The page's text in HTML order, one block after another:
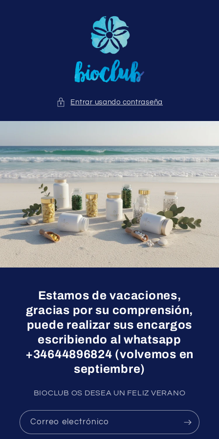
Entrar usando contraseña
Estamos de vacaciones,
gracias por su comprensión,
puede realizar sus encargos
escribiendo al whatsapp
+34644896824 (volvemos en
septiembre)
BIOCLUB OS DESEA UN FELIZ VERANO
Correo electrónico